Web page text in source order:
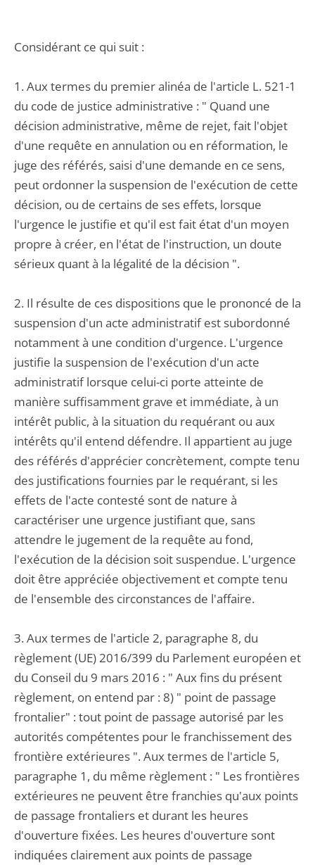
Considérant ce qui suit :
1. Aux termes du premier alinéa de l'article L. 521-1
du code de justice administrative : " Quand une
décision administrative, même de rejet, fait l'objet
d'une requête en annulation ou en réformation, le
juge des référés, saisi d'une demande en ce sens,
peut ordonner la suspension de l'exécution de cette
décision, ou de certains de ses effets, lorsque
l'urgence le justifie et qu'il est fait état d'un moyen
propre à créer, en l'état de l'instruction, un doute
sérieux quant à la légalité de la décision ".
2. Il résulte de ces dispositions que le prononcé de la
suspension d'un acte administratif est subordonné
notamment à une condition d'urgence. L'urgence
justifie la suspension de l'exécution d'un acte
administratif lorsque celui-ci porte atteinte de
manière suffisamment grave et immédiate, à un
intérêt public, à la situation du requérant ou aux
intérêts qu'il entend défendre. Il appartient au juge
des référés d'apprécier concrètement, compte tenu
des justifications fournies par le requérant, si les
effets de l'acte contesté sont de nature à
caractériser une urgence justifiant que, sans
attendre le jugement de la requête au fond,
l'exécution de la décision soit suspendue. L'urgence
doit être appréciée objectivement et compte tenu
de l'ensemble des circonstances de l'affaire.
3. Aux termes de l'article 2, paragraphe 8, du
règlement (UE) 2016/399 du Parlement européen et
du Conseil du 9 mars 2016 : " Aux fins du présent
règlement, on entend par : 8) " point de passage
frontalier" : tout point de passage autorisé par les
autorités compétentes pour le franchissement des
frontière extérieures ". Aux termes de l'article 5,
paragraphe 1, du même règlement : " Les frontières
extérieures ne peuvent être franchies qu'aux points
de passage frontaliers et durant les heures
d'ouverture fixées. Les heures d'ouverture sont
indiquées clairement aux points de passage